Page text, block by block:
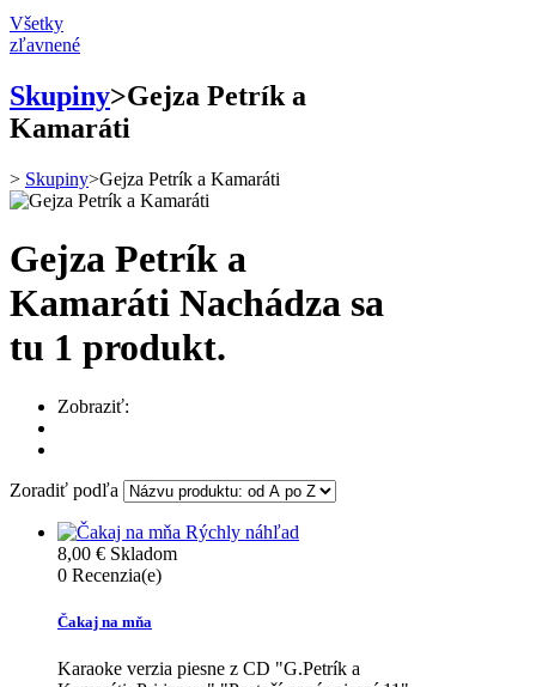
Všetky
zľavnené
Skupiny>Gejza Petrík a
Kamaráti
> Skupiny>Gejza Petrík a Kamaráti
Gejza Petrík a
Kamaráti Nachádza sa
tu 1 produkt.
Zobraziť:
Zoradiť podľa
Rýchly náhľad
8,00 € Skladom
0 Recenzia(e)
Čakaj na mňa
Karaoke verzia piesne z CD "G.Petrík a